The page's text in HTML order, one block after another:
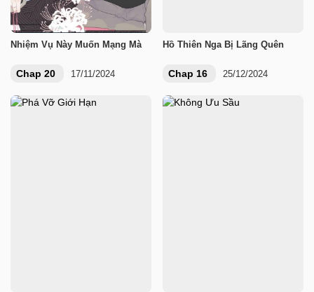
Nhiệm Vụ Này Muốn Mạng Mà
Chap 20 17/11/2024
Hồ Thiên Nga Bị Lãng Quên
Chap 16 25/12/2024